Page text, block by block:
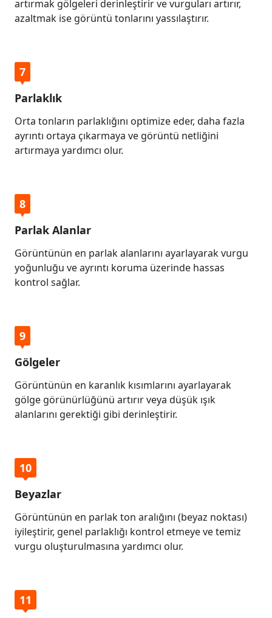
artırmak gölgeleri derinleştirir ve vurguları artırır,
azaltmak ise görüntü tonlarını yassılaştırır.
7
Parlaklık
Orta tonların parlaklığını optimize eder, daha fazla
ayrıntı ortaya çıkarmaya ve görüntü netliğini
artırmaya yardımcı olur.
8
Parlak Alanlar
Görüntünün en parlak alanlarını ayarlayarak vurgu
yoğunluğu ve ayrıntı koruma üzerinde hassas
kontrol sağlar.
9
Gölgeler
Görüntünün en karanlık kısımlarını ayarlayarak
gölge görünürlüğünü artırır veya düşük ışık
alanlarını gerektiği gibi derinleştirir.
10
Beyazlar
Görüntünün en parlak ton aralığını (beyaz noktası)
iyileştirir, genel parlaklığı kontrol etmeye ve temiz
vurgu oluşturulmasına yardımcı olur.
11